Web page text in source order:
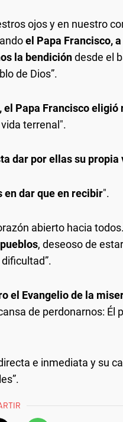
ojos y en nuestro
el Papa Francisco,
la bendicióndesde el
de Dios”.
Papa Francisco eligió
terrenal".
dar por ellas su propia
en dar que en recibir".
abierto hacia todos.
, deseoso de
el Evangelio de la
de perdonarnos: Él
e inmediata y su